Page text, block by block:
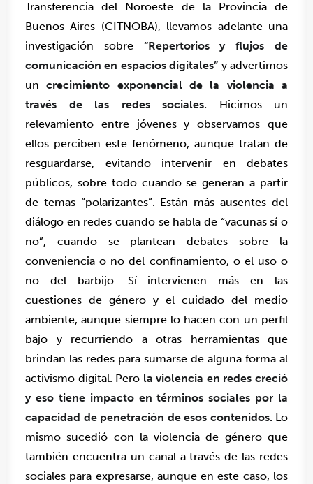
Transferencia del Noroeste de la Provincia de
Buenos Aires (CITNOBA), llevamos adelante una
investigación sobre “Repertorios y flujos de
comunicación en espacios digitales” y advertimos
uncrecimiento exponencial de la violencia a
través de las redes sociales. Hicimos un
relevamiento entre jóvenes y observamos que
ellos perciben este fenómeno, aunque tratan de
resguardarse, evitando intervenir en debates
públicos, sobre todo cuando se generan a partir
de temas “polarizantes”. Están más ausentes del
diálogo en redes cuando se habla de “vacunas sí o
no”, cuando se plantean debates sobre la
conveniencia o no del confinamiento, o el uso o
no del barbijo. Sí intervienen más en las
cuestiones de género y el cuidado del medio
ambiente, aunque siempre lo hacen con un perfil
bajo y recurriendo a otras herramientas que
brindan las redes para sumarse de alguna forma al
activismo digital. Pero la violencia en redes creció
y eso tiene impacto en términos sociales por la
capacidad de penetración de esos contenidos. Lo
mismo sucedió con la violencia de género que
también encuentra un canal a través de las redes
sociales para expresarse, aunque en este caso, los